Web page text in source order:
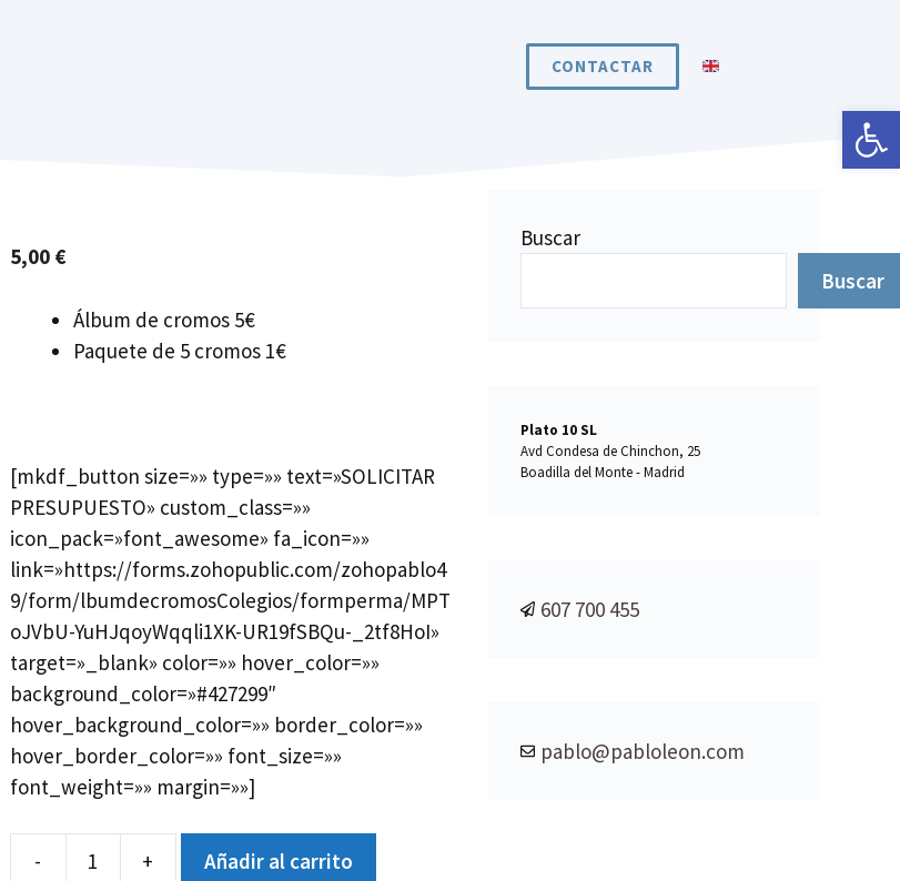
Abrir
CONTACTAR
5,00 €
Álbum de cromos 5€
Paquete de 5 cromos 1€
[mkdf_button size=»» type=»» text=»SOLICITAR
PRESUPUESTO» custom_class=»»
icon_pack=»font_awesome» fa_icon=»»
link=»https://forms.zohopublic.com/zohopablo4
9/form/lbumdecromosColegios/formperma/MPT
oJVbU-YuHJqoyWqqli1XK-UR19fSBQu-_2tf8HoI»
target=»_blank» color=»» hover_color=»»
background_color=»#427299″
hover_background_color=»» border_color=»»
hover_border_color=»» font_size=»»
font_weight=»» margin=»»]
- + Añadir al carrito
Buscar
Buscar
Plato 10 SL
Avd Condesa de Chinchon, 25
Boadilla del Monte - Madrid
607 700 455
pablo@pabloleon.com